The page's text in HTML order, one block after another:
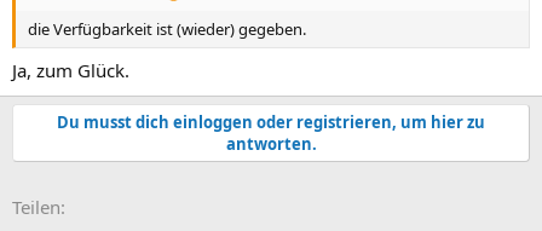
die Verfügbarkeit ist (wieder) gegeben.
Ja, zum Glück.
Du musst dich einloggen oder registrieren, um hier zu
antworten.
Teilen: